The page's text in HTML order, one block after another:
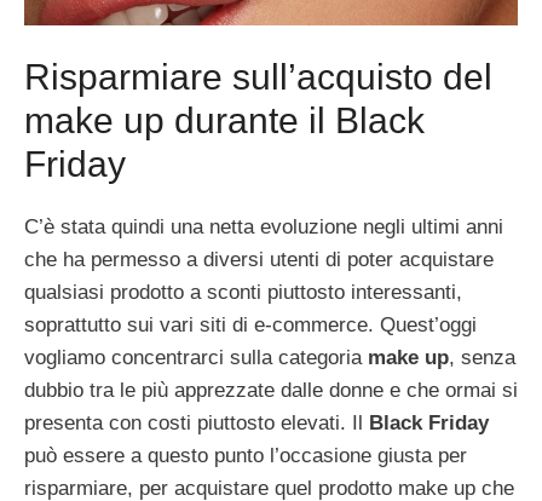
Risparmiare sull’acquisto del
make up durante il Black
Friday
C’è stata quindi una netta evoluzione negli ultimi anni
che ha permesso a diversi utenti di poter acquistare
qualsiasi prodotto a sconti piuttosto interessanti,
soprattutto sui vari siti di e-commerce. Quest’oggi
vogliamo concentrarci sulla categoria make up, senza
dubbio tra le più apprezzate dalle donne e che ormai si
presenta con costi piuttosto elevati. Il Black Friday
può essere a questo punto l’occasione giusta per
risparmiare, per acquistare quel prodotto make up che